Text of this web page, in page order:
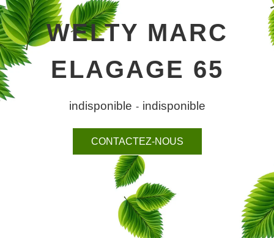
WELTY MARC
ELAGAGE 65
indisponible - indisponible
CONTACTEZ-NOUS